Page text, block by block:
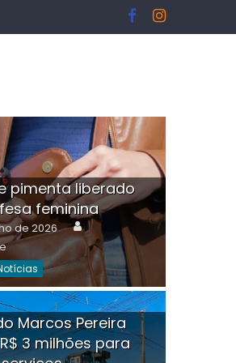
é
pimenta liberado
feminina
de 2026 Author
Marcos Pereira
3 milhões para